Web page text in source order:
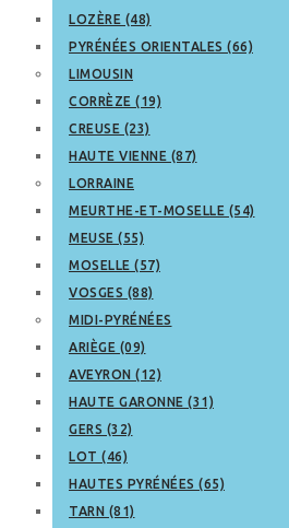
LOZÈRE (48)
PYRÉNÉES ORIENTALES (66)
LIMOUSIN
CORRÈZE (19)
CREUSE (23)
HAUTE VIENNE (87)
LORRAINE
MEURTHE-ET-MOSELLE (54)
MEUSE (55)
MOSELLE (57)
VOSGES (88)
MIDI-PYRÉNÉES
ARIÈGE (09)
AVEYRON (12)
HAUTE GARONNE (31)
GERS (32)
LOT (46)
HAUTES PYRÉNÉES (65)
TARN (81)